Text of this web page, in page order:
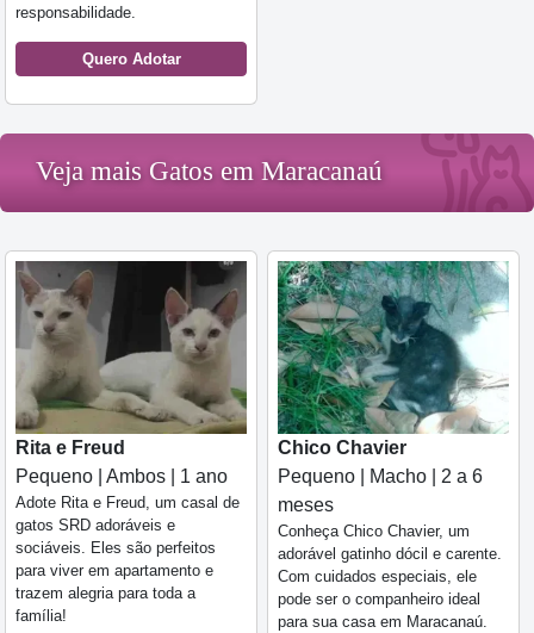
responsabilidade.
Quero Adotar
Veja mais Gatos em Maracanaú
Rita e Freud
Pequeno | Ambos | 1 ano
Adote Rita e Freud, um casal de
gatos SRD adoráveis e
sociáveis. Eles são perfeitos
para viver em apartamento e
trazem alegria para toda a
família!
Chico Chavier
Pequeno | Macho | 2 a 6
meses
Conheça Chico Chavier, um
adorável gatinho dócil e carente.
Com cuidados especiais, ele
pode ser o companheiro ideal
para sua casa em Maracanaú.